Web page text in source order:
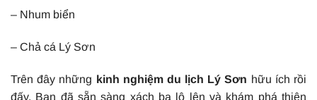
– Nhum biển
– Chả cá Lý Sơn
Trên đây những kinh nghiệm du lịch Lý Sơn hữu ích rồi
đấy. Bạn đã sẵn sàng xách ba lô lên và khám phá thiên